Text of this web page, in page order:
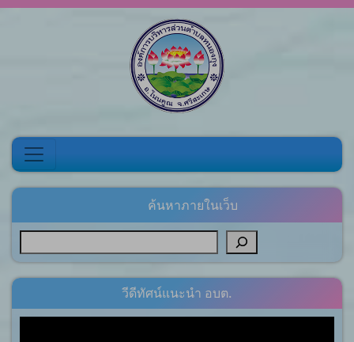
ค้นหาภายในเว็บ
วีดีทัศน์แนะนำ อบต.